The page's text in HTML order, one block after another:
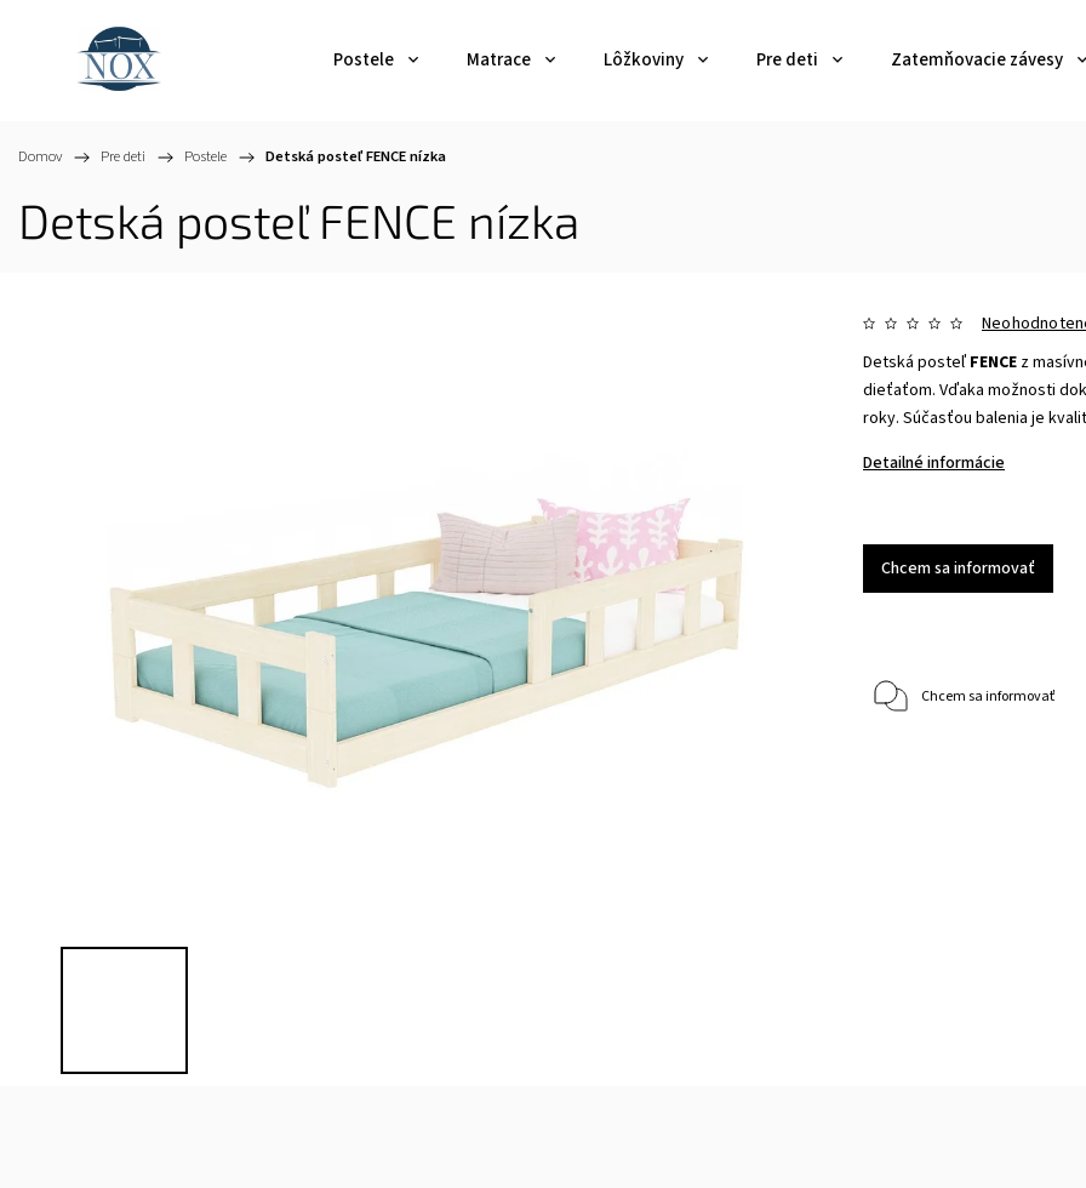
Postele Matrace Lôžkoviny Pre deti Zatemňovacie závesy
Domov / Pre deti / Postele / Detská posteľ FENCE nízka
Detská posteľ FENCE nízka
Detská posteľ FENCE z
dieťaťom. Vďaka možnosti
roky. Súčasťou balenia je
Detailné informácie
Chcem sa informovať
Chcem sa informovať